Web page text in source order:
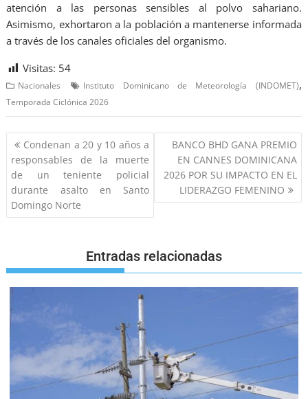
atención a las personas sensibles al polvo sahariano.
Asimismo, exhortaron a la población a mantenerse informada
a través de los canales oficiales del organismo.
Visitas: 54
Nacionales Instituto Dominicano de Meteorología (INDOMET),
Temporada Ciclónica 2026
Condenan a 20 y 10 años a
responsables de la muerte
de un teniente policial
durante asalto en Santo
Domingo Norte
BANCO BHD GANA PREMIO
EN CANNES DOMINICANA
2026 POR SU IMPACTO EN EL
LIDERAZGO FEMENINO
Entradas relacionadas